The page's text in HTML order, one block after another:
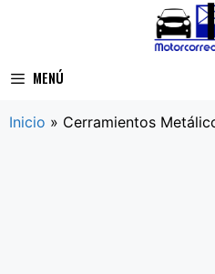
MENÚ
Inicio » Cerramientos